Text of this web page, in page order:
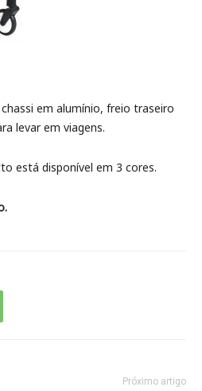
em alumínio, freio traseiro
levar em viagens.
está disponível em 3 cores.
Próximo artigo